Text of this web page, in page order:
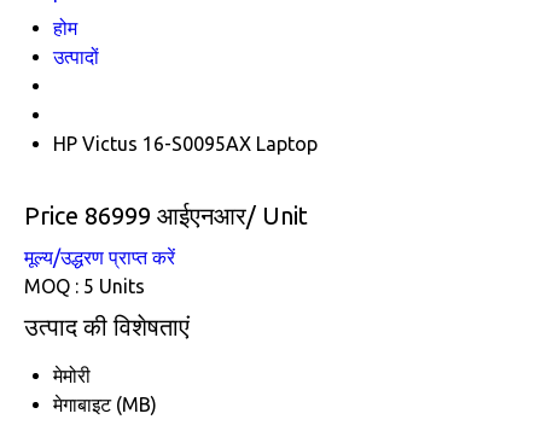
होम
उत्पादों
HP Victus 16-S0095AX Laptop
Price 86999 आईएनआर/ Unit
मूल्य/उद्धरण प्राप्त करें
MOQ : 5 Units
उत्पाद की विशेषताएं
मेमोरी
मेगाबाइट (MB)